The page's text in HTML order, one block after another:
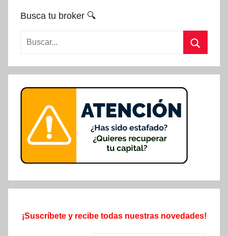
Busca tu broker 🔍
Buscar:
¡Suscríbete y recibe todas nuestras novedades!